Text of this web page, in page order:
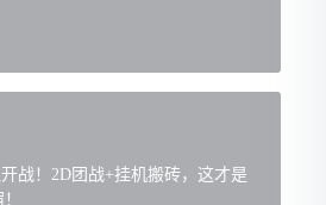
战！2D团战+挂机搬砖，这才是